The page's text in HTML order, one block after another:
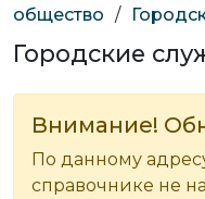
общество /
Городские
Внимание!
По данному
справочнике не